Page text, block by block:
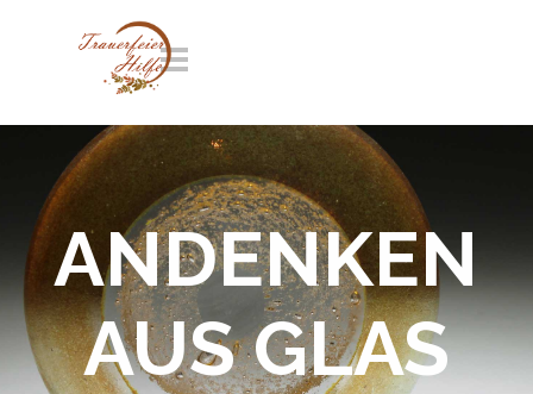
Menü überspringen
ANDENKEN
AUS GLAS